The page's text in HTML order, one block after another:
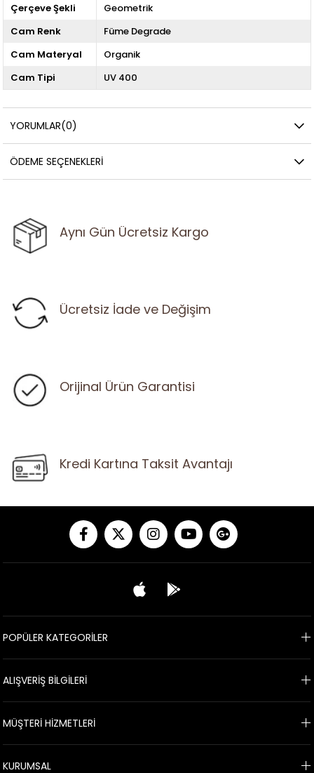
Çerçeve Şekli
Geometrik
Cam Renk
Füme Degrade
Cam Materyal
Organik
Cam Tipi
UV 400
YORUMLAR(0)
ÖDEME SEÇENEKLERI
Aynı Gün Ücretsiz Kargo
Ücretsiz İade ve Değişim
Orijinal Ürün Garantisi
Kredi Kartına Taksit Avantajı
POPÜLER KATEGORİLER
ALIŞVERİŞ BİLGİLERİ
MÜŞTERİ HİZMETLERİ
KURUMSAL